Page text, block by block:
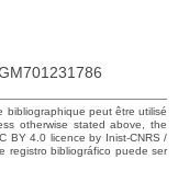
bibliographique peut être utilisé
otherwise stated above, the
BY 4.0 licence by Inist-CNRS /
registro bibliográfico puede ser